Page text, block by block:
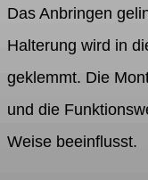
Das Anbringen
Halterung wird in
geklemmt. Die
und die
Weise beeinflusst.